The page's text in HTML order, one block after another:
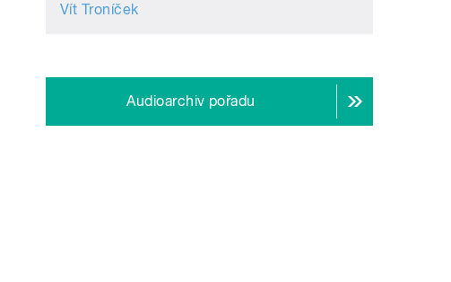
Vít Troníček
Audioarchiv pořadu